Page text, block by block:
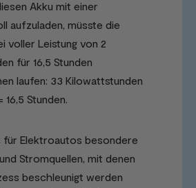
Akku mit einer
aufzuladen, müsste die
voller Leistung von 2
für 16,5 Stunden
laufen: 33 Kilowattstunden
Stunden.
für Elektroautos besondere
Stromquellen, mit denen
beschleunigt werden